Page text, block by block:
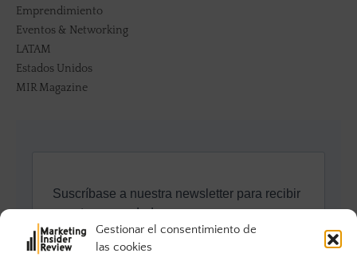
Gestionar el consentimiento de
las cookies
Emprendimiento
Eventos & Networking
LATAM
Estados Unidos
MIR Magazine